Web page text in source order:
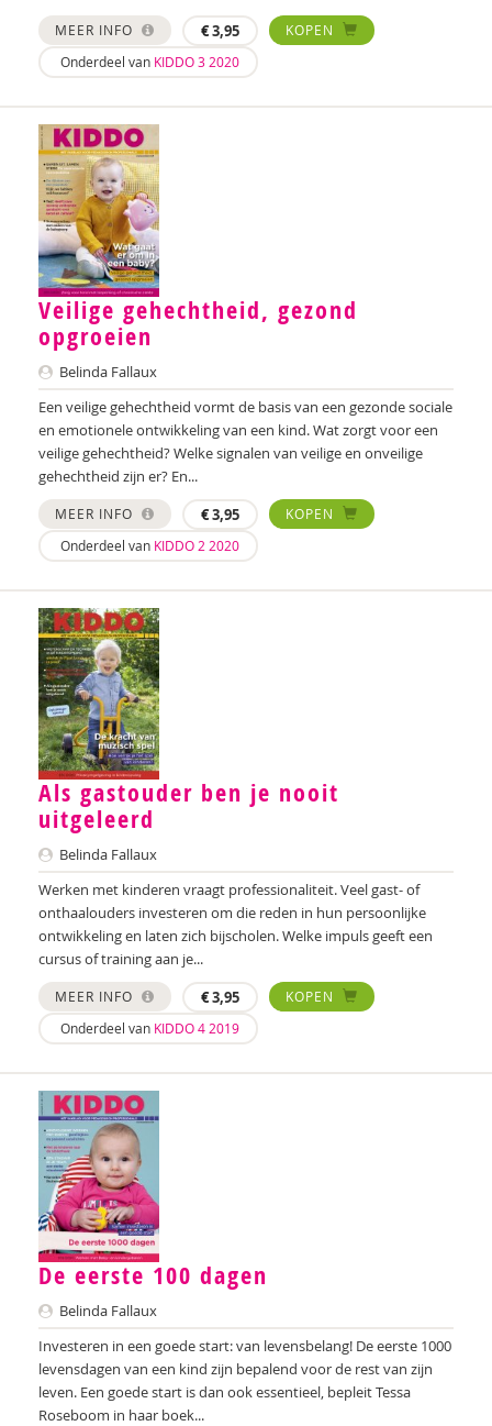
Annerieke Boland
Marianne Boogaard
Chantal Booi
Rhodé van den Born
Caroline Boudry
Karin Brandt
Maryse Broek
Marik Broere
Lola Brouwer
Ed Buitenhek
Wouter Bulckaert
Johnny van Cadsand
Nathalie Camacho
Fanny Cattenstart
Margriet Chorus
Lieve Claeys
Mirjam Companjen
Leony Coppens
Ietje Corman
Ashley Cowles
Resi Damhuis
Mireille David
Annika de Haan
Jan De Mets
Bart Declercq
Vicky Dellas
Amanda Dietrich
Kirsten Dijk
MEER INFO €3,95
KOPEN
Onderdeel van KIDDO 3 2020
Veilige gehechtheid, gezond
opgroeien
Belinda Fallaux
Een veilige gehechtheid vormt de basis van een gezonde sociale
en emotionele ontwikkeling van een kind. Wat zorgt voor een
veilige gehechtheid? Welke signalen van veilige en onveilige
gehechtheid zijn er? En...
MEER INFO €3,95
KOPEN
Onderdeel van KIDDO 2 2020
Als gastouder ben je nooit
uitgeleerd
Belinda Fallaux
Werken met kinderen vraagt professionaliteit. Veel gast- of
onthaalouders investeren om die reden in hun persoonlijke
ontwikkeling en laten zich bijscholen. Welke impuls geeft een
cursus of training aan je...
MEER INFO €3,95
KOPEN
Onderdeel van KIDDO 4 2019
De eerste 100 dagen
Belinda Fallaux
Investeren in een goede start: van levensbelang! De eerste 1000
levensdagen van een kind zijn bepalend voor de rest van zijn
leven. Een goede start is dan ook essentieel, bepleit Tessa
Roseboom in haar boek...